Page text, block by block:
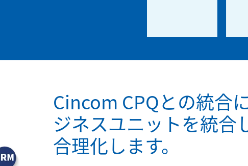
Cincom CPQとの統合
ジネスユニットを統合
合理化します。